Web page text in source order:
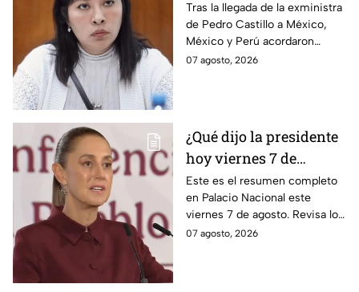
relaciones
diplomáticas tras
llegada de Betssy
Chávez al país
Tras la llegada de la exministra
de Pedro Castillo a México,
México y Perú acordaron
reanudar relaciones desde
07 agosto, 2026
¿Qué dijo la presidente
hoy viernes 7 de
agosto? Resumen EN
VIVO
Este es el resumen completo
en Palacio Nacional este
viernes 7 de agosto. Revisa los
datos presentados y las
07 agosto, 2026